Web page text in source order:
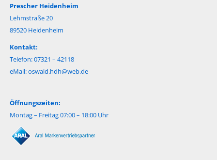
Prescher Heidenheim
Lehmstraße 20
89520 Heidenheim
Kontakt:
Telefon: 07321 – 42118
eMail:oswald.hdh@web.de
Öffnungszeiten:
Montag – Freitag 07:00 – 18:00 Uhr